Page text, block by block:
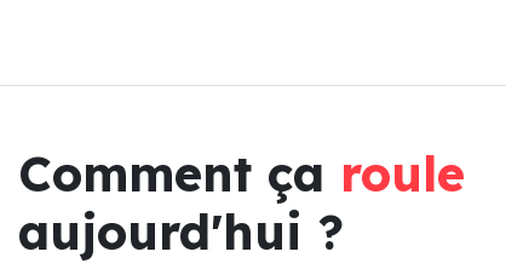
Comment ça roule
aujourd'hui ?